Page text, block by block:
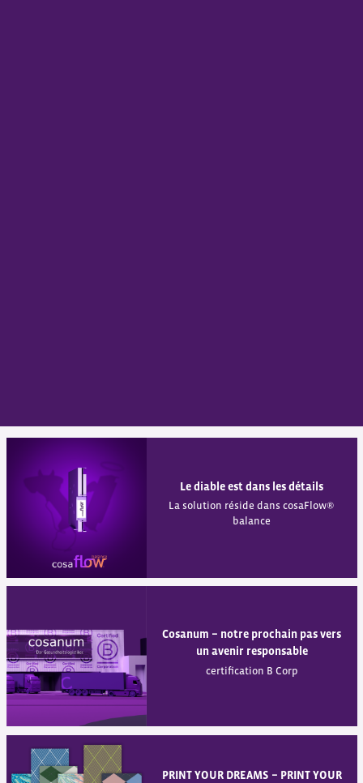
Le diable est dans les détails
La solution réside dans cosaFlow®
balance
Cosanum − notre prochain pas vers
un avenir responsable
certification B Corp
PRINT YOUR DREAMS − PRINT YOUR